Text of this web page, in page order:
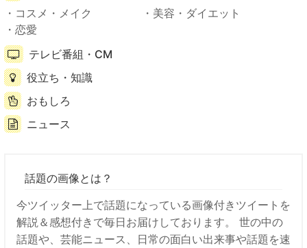
コスメ・メイク
美容・ダイエット
恋愛
テレビ番組・CM
役立ち・知識
おもしろ
ニュース
話題の画像とは？
今ツイッター上で話題になっている画像付きツイートを
解説＆感想付きで毎日お届けしております。 世の中の
話題や、芸能ニュース、日常の面白い出来事や話題を速